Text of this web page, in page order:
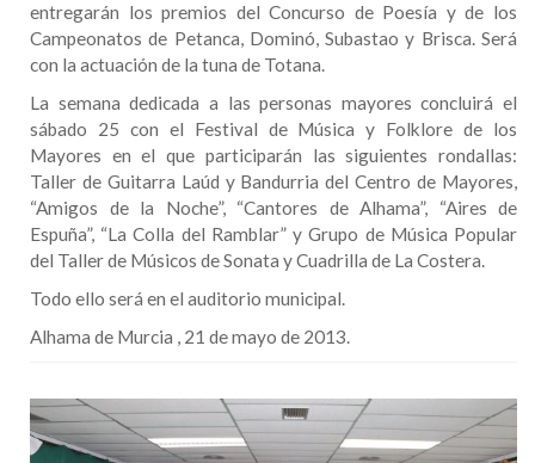
entregarán los premios del Concurso de Poesía y de los
Campeonatos de Petanca, Dominó, Subastao y Brisca. Será
con la actuación de la tuna de Totana.
La semana dedicada a las personas mayores concluirá el
sábado 25 con el Festival de Música y Folklore de los
Mayores en el que participarán las siguientes rondallas:
Taller de Guitarra Laúd y Bandurria del Centro de Mayores,
“Amigos de la Noche”, “Cantores de Alhama”, “Aires de
Espuña”, “La Colla del Ramblar” y Grupo de Música Popular
del Taller de Músicos de Sonata y Cuadrilla de La Costera.
Todo ello será en el auditorio municipal.
Alhama de Murcia , 21 de mayo de 2013.